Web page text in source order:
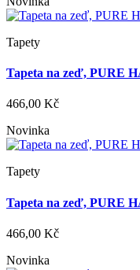
Tapety
Tapeta na zeď, PURE
466,00 Kč
Novinka
Tapety
Tapeta na zeď, PURE
466,00 Kč
Novinka